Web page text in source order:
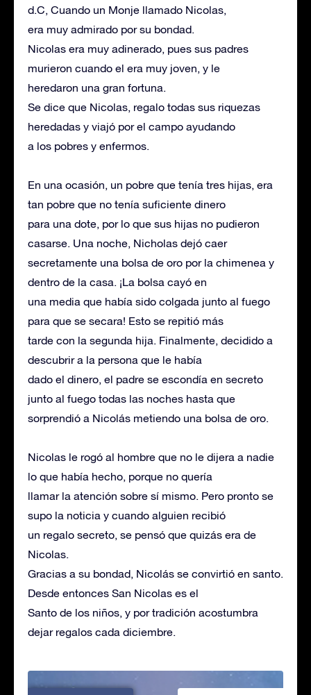
d.C, Cuando un Monje llamado Nicolas,
era muy admirado por su bondad.
Nicolas era muy adinerado, pues sus padres
murieron cuando el era muy joven, y le
heredaron una gran fortuna.
Se dice que Nicolas, regalo todas sus riquezas
heredadas y viajó por el campo ayudando
a los pobres y enfermos.
En una ocasión, un pobre que tenía tres hijas, era
tan pobre que no tenía suficiente dinero
para una dote, por lo que sus hijas no pudieron
casarse. Una noche, Nicholas dejó caer
secretamente una bolsa de oro por la chimenea y
dentro de la casa. ¡La bolsa cayó en
una media que había sido colgada junto al fuego
para que se secara! Esto se repitió más
tarde con la segunda hija. Finalmente, decidido a
descubrir a la persona que le había
dado el dinero, el padre se escondía en secreto
junto al fuego todas las noches hasta que
sorprendió a Nicolás metiendo una bolsa de oro.
Nicolas le rogó al hombre que no le dijera a nadie
lo que había hecho, porque no quería
llamar la atención sobre sí mismo. Pero pronto se
supo la noticia y cuando alguien recibió
un regalo secreto, se pensó que quizás era de
Nicolas.
Gracias a su bondad, Nicolás se convirtió en santo.
Desde entonces San Nicolas es el
Santo de los niños, y por tradición acostumbra
dejar regalos cada diciembre.